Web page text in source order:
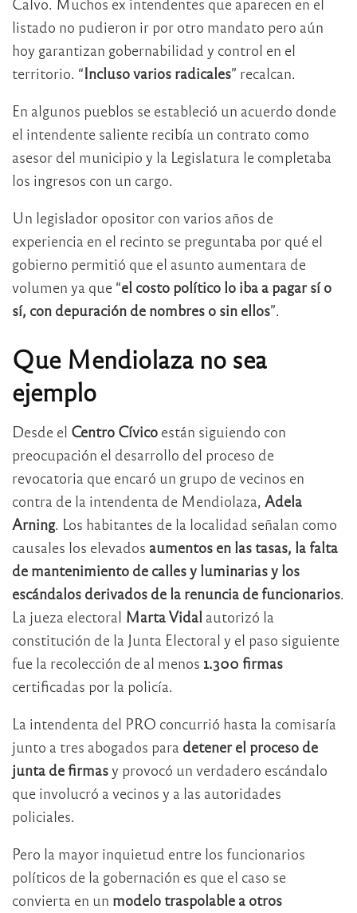
Calvo. Muchos ex intendentes que aparecen en el
listado no pudieron ir por otro mandato pero aún
hoy garantizan gobernabilidad y control en el
territorio. “Incluso varios radicales” recalcan.
En algunos pueblos se estableció un acuerdo donde
el intendente saliente recibía un contrato como
asesor del municipio y la Legislatura le completaba
los ingresos con un cargo.
Un legislador opositor con varios años de
experiencia en el recinto se preguntaba por qué el
gobierno permitió que el asunto aumentara de
volumen ya que “el costo político lo iba a pagar sí o
sí, con depuración de nombres o sin ellos”.
Que Mendiolaza no sea
ejemplo
Desde el Centro Cívico están siguiendo con
preocupación el desarrollo del proceso de
revocatoria que encaró un grupo de vecinos en
contra de la intendenta de Mendiolaza, Adela
Arning. Los habitantes de la localidad señalan como
causales los elevados aumentos en las tasas, la falta
de mantenimiento de calles y luminarias y los
escándalos derivados de la renuncia de funcionarios.
La jueza electoral Marta Vidal autorizó la
constitución de la Junta Electoral y el paso siguiente
fue la recolección de al menos 1.300 firmas
certificadas por la policía.
La intendenta del PRO concurrió hasta la comisaría
junto a tres abogados para detener el proceso de
junta de firmasy provocó un verdadero escándalo
que involucró a vecinos y a las autoridades
policiales.
Pero la mayor inquietud entre los funcionarios
políticos de la gobernación es que el caso se
convierta en un modelo traspolable a otros